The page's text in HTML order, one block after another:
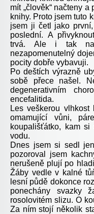
mít „člověk“ načteny
knihy. Proto jsem tuto
jsem ji četl jako
poslední. A
trvá. Ale i tak na
nezapomenutelný
pocity dobře vybavuji.
Po deštích výrazně
sobě přece našel.
degenerativním
encefalitida.
Les veškerou
omamující vůni,
koupališťátko, kam
vodu.
Dnes jsem si sedl
pozoroval jsem
nerušeně plují po
Žáby vedle v kalné
lesní půdě dokonce
ponechány svazky
rosolovitém slizu. O
Za ním stojí několik